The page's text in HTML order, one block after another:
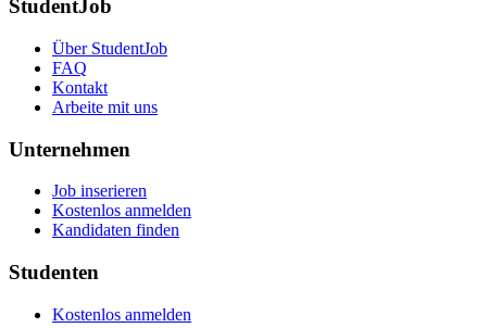
StudentJob
Über StudentJob
FAQ
Kontakt
Arbeite mit uns
Unternehmen
Job inserieren
Kostenlos anmelden
Kandidaten finden
Studenten
Kostenlos anmelden